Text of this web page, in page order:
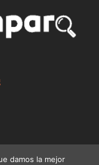
damos la mejor